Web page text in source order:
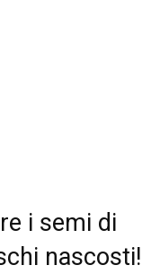
i semi di
nascosti!